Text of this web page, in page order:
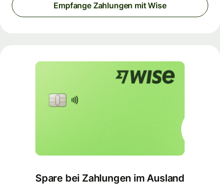
Empfange Zahlungen mit Wise
Spare bei Zahlungen im Ausland